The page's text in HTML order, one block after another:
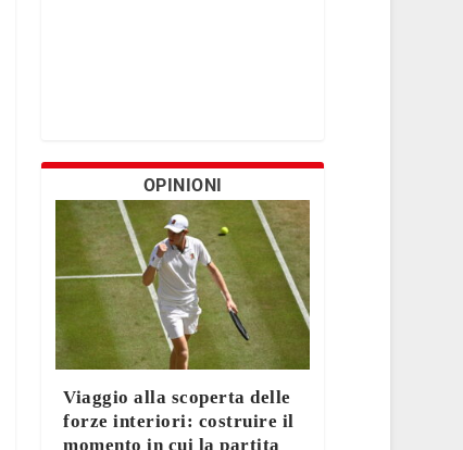
OPINIONI
Viaggio alla scoperta delle
forze interiori: costruire il
momento in cui la partita